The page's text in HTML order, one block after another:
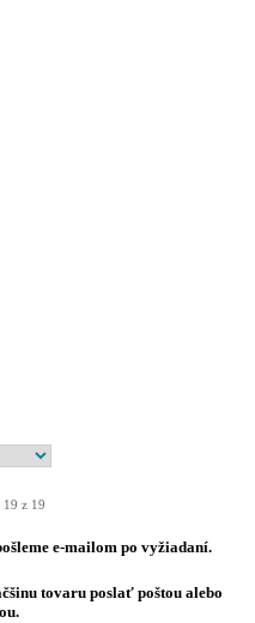
z 19
e-mailom po vyžiadaní.
tovaru poslať poštou alebo